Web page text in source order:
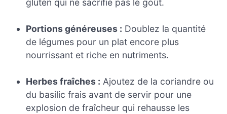
gluten qui ne sacrifie pas le goût.
Portions généreuses : Doublez la quantité
de légumes pour un plat encore plus
nourrissant et riche en nutriments.
Herbes fraîches : Ajoutez de la coriandre ou
du basilic frais avant de servir pour une
explosion de fraîcheur qui rehausse les